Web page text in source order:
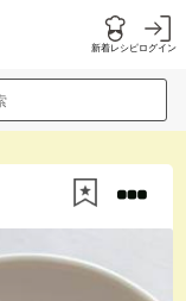
新着レシピログイン